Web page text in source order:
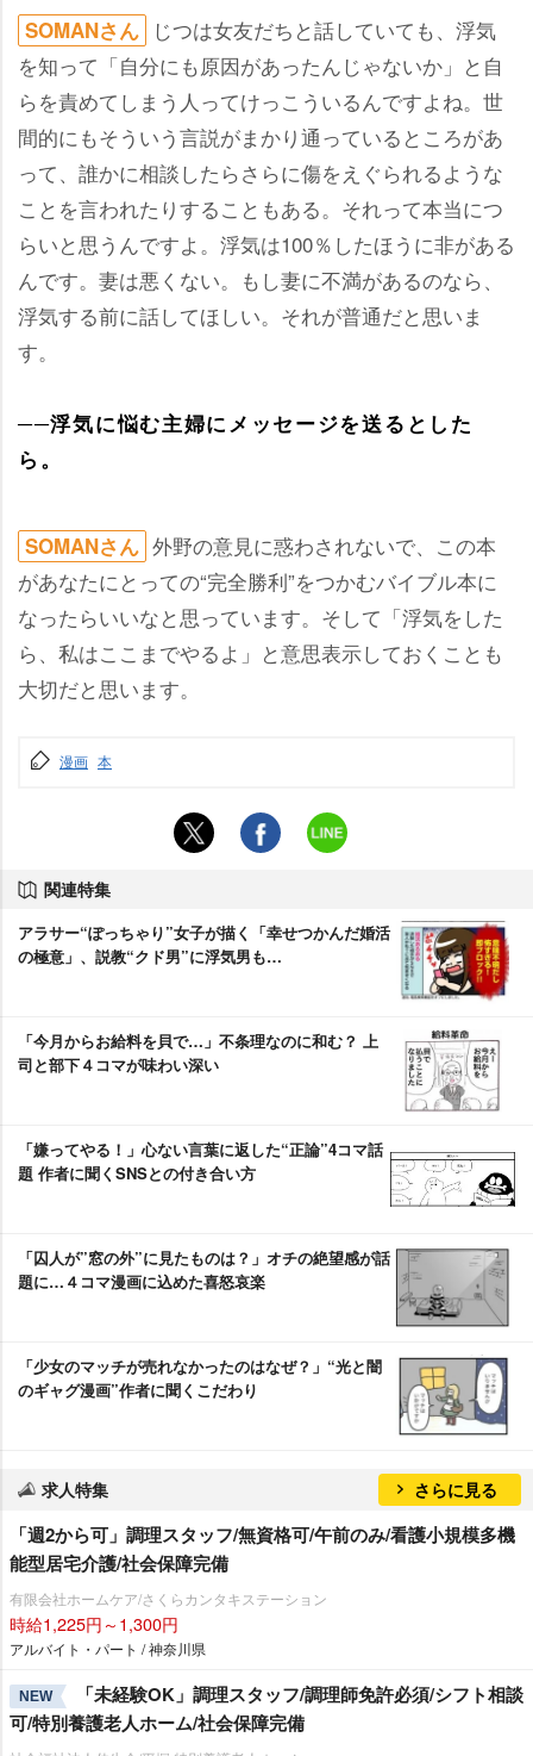
SOMANさん
じつは女友だちと話していても、浮気
を知って「自分にも原因があったんじゃないか」と自
らを責めてしまう人ってけっこういるんですよね。世
間的にもそういう言説がまかり通っているところがあ
って、誰かに相談したらさらに傷をえぐられるような
ことを言われたりすることもある。それって本当につ
らいと思うんですよ。浮気は100％したほうに非がある
んです。妻は悪くない。もし妻に不満があるのなら、
浮気する前に話してほしい。それが普通だと思いま
す。
──浮気に悩む主婦にメッセージを送るとした
ら。
SOMANさん 外野の意見に惑わされないで、この本
があなたにとっての“完全勝利”をつかむバイブル本に
なったらいいなと思っています。そして「浮気をした
ら、私はここまでやるよ」と意思表示しておくことも
大切だと思います。
漫画 本
関連特集
アラサー“ぽっちゃり”女子が描く「幸せつかんだ婚活
の極意」、説教“クド男”に浮気男も…
「今月からお給料を貝で…」不条理なのに和む？ 上
司と部下４コマが味わい深い
「嫌ってやる！」心ない言葉に返した“正論”4コマ話
題 作者に聞くSNSとの付き合い方
「囚人が”窓の外”に見たものは？」オチの絶望感が話
題に…４コマ漫画に込めた喜怒哀楽
「少女のマッチが売れなかったのはなぜ？」“光と闇
のギャグ漫画”作者に聞くこだわり
求人特集 さらに見る
「週2から可」調理スタッフ/無資格可/午前のみ/看護小規模多機
能型居宅介護/社会保障完備
有限会社ホームケア/さくらカンタキステーション
時給1,225円～1,300円
アルバイト・パート / 神奈川県
NEW
「未経験OK」調理スタッフ/調理師免許必須/シフト相談
可/特別養護老人ホーム/社会保障完備